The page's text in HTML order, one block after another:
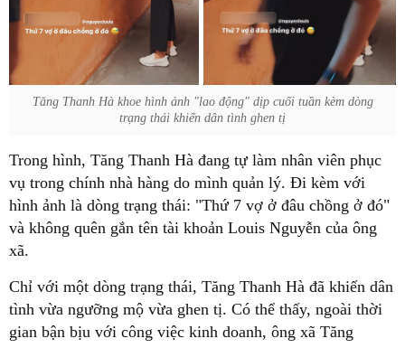
Tăng Thanh Hà khoe hình ảnh "lao động" dịp cuối tuần kèm dòng
trạng thái khiến dân tình ghen tị
Trong hình, Tăng Thanh Hà đang tự làm nhân viên phục
vụ trong chính nhà hàng do mình quản lý. Đi kèm với
hình ảnh là dòng trạng thái: "Thứ 7 vợ ở đâu chồng ở đó"
và không quên gắn tên tài khoản Louis Nguyễn của ông
xã.
Chỉ với một dòng trạng thái, Tăng Thanh Hà đã khiến dân
tình vừa ngưỡng mộ vừa ghen tị. Có thể thấy, ngoài thời
gian bận bịu với công việc kinh doanh, ông xã Tăng